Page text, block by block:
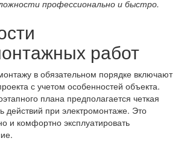
профессионально и быстро.
работ
в обязательном порядке включают
с учетом особенностей объекта.
плана предполагается четкая
действий при электромонтаже. Это
и комфортно эксплуатировать